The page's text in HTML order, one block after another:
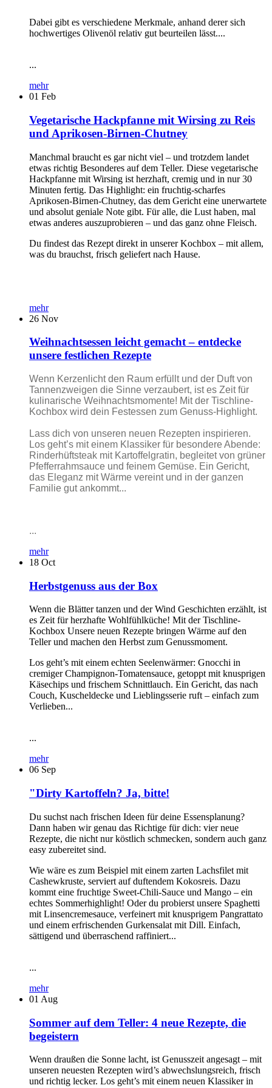
Dabei gibt es verschiedene Merkmale, anhand derer sich
hochwertiges Olivenöl relativ gut beurteilen lässt....
...
mehr
01 Feb
Vegetarische Hackpfanne mit Wirsing zu Reis
und Aprikosen-Birnen-Chutney
Manchmal braucht es gar nicht viel – und trotzdem landet
etwas richtig Besonderes auf dem Teller. Diese vegetarische
Hackpfanne mit Wirsing ist herzhaft, cremig und in nur 30
Minuten fertig. Das Highlight: ein fruchtig-scharfes
Aprikosen-Birnen-Chutney, das dem Gericht eine unerwartete
und absolut geniale Note gibt. Für alle, die Lust haben, mal
etwas anderes auszuprobieren – und das ganz ohne Fleisch.
Du findest das Rezept direkt in unserer Kochbox – mit allem,
was du brauchst, frisch geliefert nach Hause.
mehr
26 Nov
Weihnachtsessen leicht gemacht – entdecke
unsere festlichen Rezepte
Wenn Kerzenlicht den Raum erfüllt und der Duft von
Tannenzweigen die Sinne verzaubert, ist es Zeit für
kulinarische Weihnachtsmomente! Mit der Tischline-
Kochbox wird dein Festessen zum Genuss-Highlight.
Lass dich von unseren neuen Rezepten inspirieren.
Los geht’s mit einem Klassiker für besondere Abende:
Rinderhüftsteak mit Kartoffelgratin, begleitet von grüner
Pfefferrahmsauce und feinem Gemüse. Ein Gericht,
das Eleganz mit Wärme vereint und in der ganzen
Familie gut ankommt...
...
mehr
18 Oct
Herbstgenuss aus der Box
Wenn die Blätter tanzen und der Wind Geschichten erzählt, ist
es Zeit für herzhafte Wohlfühlküche! Mit der Tischline-
Kochbox Unsere neuen Rezepte bringen Wärme auf den
Teller und machen den Herbst zum Genussmoment.
Los geht’s mit einem echten Seelenwärmer: Gnocchi in
cremiger Champignon-Tomatensauce, getoppt mit knusprigen
Käsechips und frischem Schnittlauch. Ein Gericht, das nach
Couch, Kuscheldecke und Lieblingsserie ruft – einfach zum
Verlieben...
...
mehr
06 Sep
"Dirty Kartoffeln? Ja, bitte!
Du suchst nach frischen Ideen für deine Essensplanung?
Dann haben wir genau das Richtige für dich: vier neue
Rezepte, die nicht nur köstlich schmecken, sondern auch ganz
easy zubereitet sind.
Wie wäre es zum Beispiel mit einem zarten Lachsfilet mit
Cashewkruste, serviert auf duftendem Kokosreis. Dazu
kommt eine fruchtige Sweet-Chili-Sauce und Mango – ein
echtes Sommerhighlight! Oder du probierst unsere Spaghetti
mit Linsencremesauce, verfeinert mit knusprigem Pangrattato
und einem erfrischenden Gurkensalat mit Dill. Einfach,
sättigend und überraschend raffiniert...
...
mehr
01 Aug
Sommer auf dem Teller: 4 neue Rezepte, die
begeistern
Wenn draußen die Sonne lacht, ist Genusszeit angesagt – mit
unseren neuesten Rezepten wird’s abwechslungsreich, frisch
und richtig lecker. Los geht’s mit einem neuen Klassiker in